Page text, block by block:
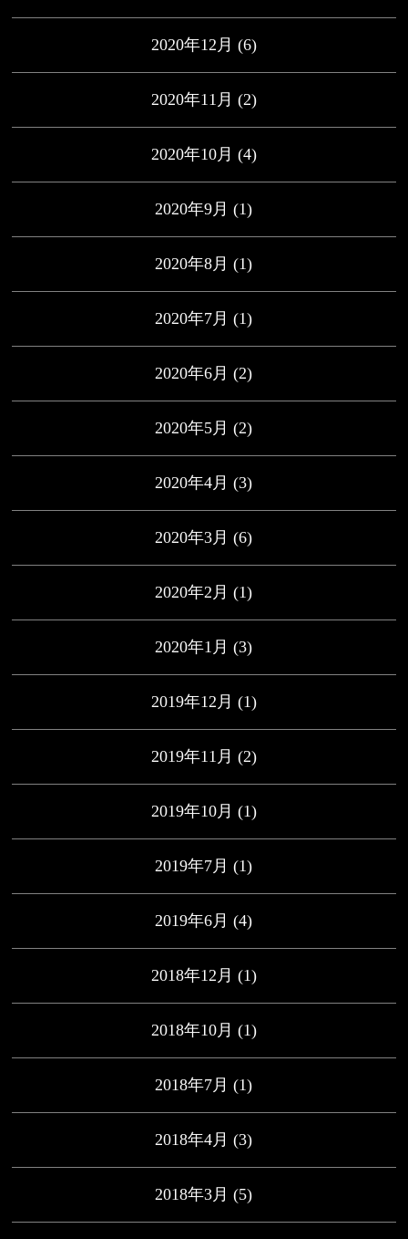
2020年12月 (6)
2020年11月 (2)
2020年10月 (4)
2020年9月 (1)
2020年8月 (1)
2020年7月 (1)
2020年6月 (2)
2020年5月 (2)
2020年4月 (3)
2020年3月 (6)
2020年2月 (1)
2020年1月 (3)
2019年12月 (1)
2019年11月 (2)
2019年10月 (1)
2019年7月 (1)
2019年6月 (4)
2018年12月 (1)
2018年10月 (1)
2018年7月 (1)
2018年4月 (3)
2018年3月 (5)